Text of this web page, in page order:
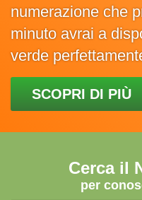
numerazione che
minuto avrai a
verde
SCOPRI DI PIÙ
Cerca il
per